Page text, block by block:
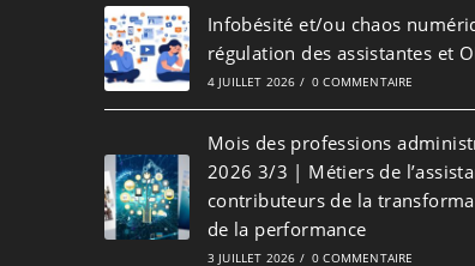
Infobésité et/ou chaos
régulation des assistantes et
4 JUILLET 2026 / 0 COMMENTAIRE
Mois des professions
2026 3/3 | Métiers de
contributeurs de la
de la performance
3 JUILLET 2026 / 0 COMMENTAIRE